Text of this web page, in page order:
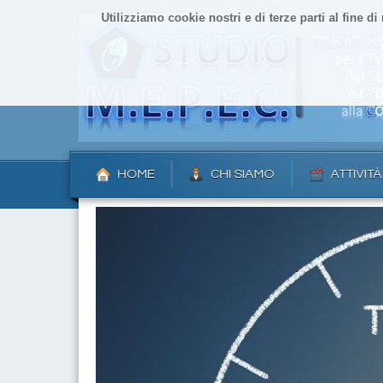
Utilizziamo cookie nostri e di terze parti al fine
HOME CHI SIAMO ATTIVITÀ